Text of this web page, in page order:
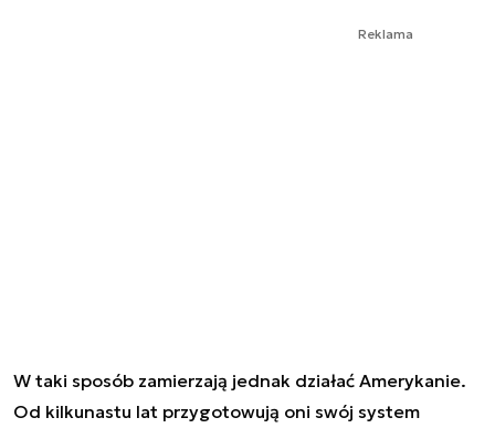
Reklama
W taki sposób zamierzają jednak działać Amerykanie.
Od kilkunastu lat przygotowują oni swój system